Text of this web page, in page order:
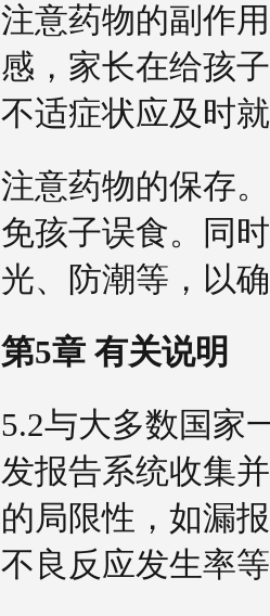
注意药物的副作
感，家长在给孩
不适症状应及时
注意药物的保存
免孩子误食。同
光、防潮等，以
第5章 有关说明
5.2与大多数国家
发报告系统收集
的局限性，如漏
不良反应发生率